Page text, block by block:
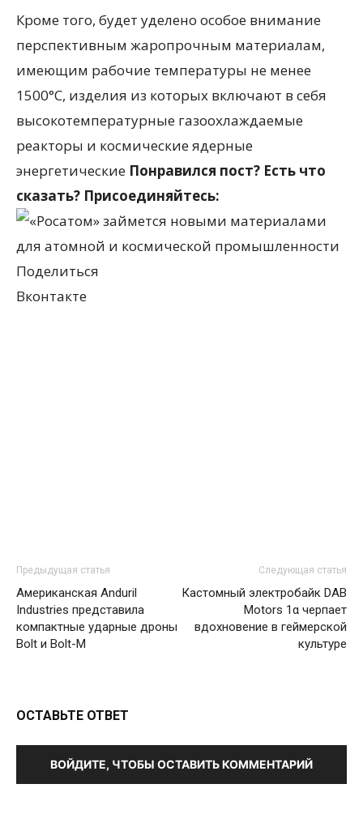
Кроме того, будет уделено особое внимание
перспективным жаропрочным материалам,
имеющим рабочие температуры не менее
1500°C, изделия из которых включают в себя
высокотемпературные газоохлаждаемые
реакторы и космические ядерные
энергетические Понравился пост? Есть что
сказать? Присоединяйтесь:
Поделиться
Вконтакте
Предыдущая статья
Американская Anduril
Industries представила
компактные ударные дроны
Bolt и Bolt-M
Следующая статья
Кастомный электробайк DAB
Motors 1α черпает
вдохновение в геймерской
культуре
ОСТАВЬТЕ ОТВЕТ
ВОЙДИТЕ, ЧТОБЫ ОСТАВИТЬ КОММЕНТАРИЙ